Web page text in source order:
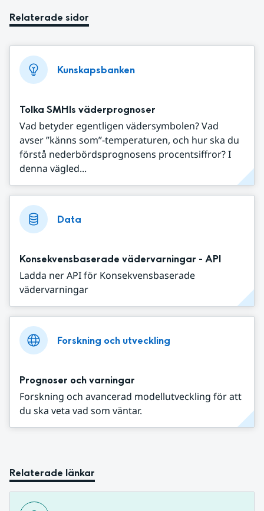
Relaterade sidor
Kunskapsbanken
Tolka SMHIs väderprognoser
Vad betyder egentligen vädersymbolen? Vad
avser ”känns som”-temperaturen, och hur ska du
förstå nederbördsprognosens procentsiffror? I
denna vägled...
Data
Konsekvensbaserade vädervarningar - API
Ladda ner API för Konsekvensbaserade
vädervarningar
Forskning och utveckling
Prognoser och varningar
Forskning och avancerad modellutveckling för att
du ska veta vad som väntar.
Relaterade länkar